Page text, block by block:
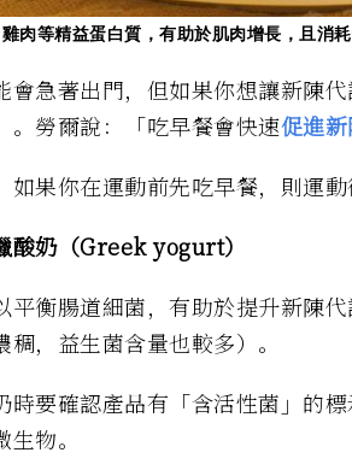
肉等精益蛋白質，有助於肌肉增長，且消
會急著出門，但如果你想讓新陳
。勞爾說：「吃早餐會快速促進
如果你在運動前先吃早餐，則運動
酸奶（Greek yogurt）
平衡腸道細菌，有助於提升新陳
稠，益生菌含量也較多）。
時要確認產品有「含活性菌」的
物。